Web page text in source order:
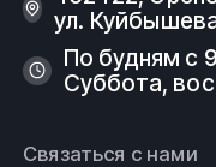
ул.
По будням с
Суббота,
Связаться с нами